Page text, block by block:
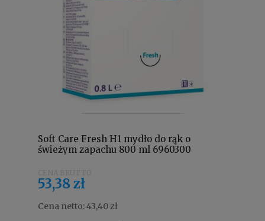
Soft Care Fresh H1 mydło do rąk o
świeżym zapachu 800 ml 6960300
53,38 zł
Cena netto:43,40 zł